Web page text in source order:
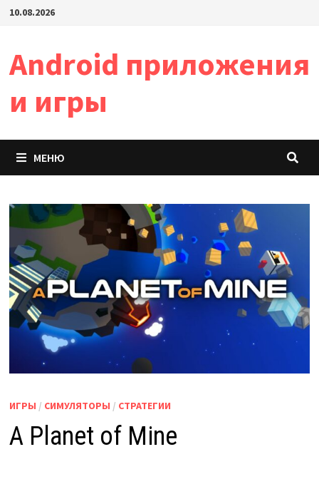
Перейти
10.08.2026
Android приложения
и игры
МЕНЮ
ИГРЫ / СИМУЛЯТОРЫ / СТРАТЕГИИ
A Planet of Mine